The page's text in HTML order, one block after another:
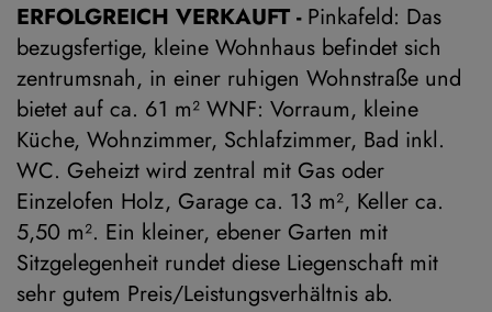
ERFOLGREICH VERKAUFT - Pinkafeld: Das
bezugsfertige, kleine Wohnhaus befindet sich
zentrumsnah, in einer ruhigen Wohnstraße und
bietet auf ca. 61 m² WNF: Vorraum, kleine
Küche, Wohnzimmer, Schlafzimmer, Bad inkl.
WC. Geheizt wird zentral mit Gas oder
Einzelofen Holz, Garage ca. 13 m², Keller ca.
5,50 m². Ein kleiner, ebener Garten mit
Sitzgelegenheit rundet diese Liegenschaft mit
sehr gutem Preis/Leistungsverhältnis ab.